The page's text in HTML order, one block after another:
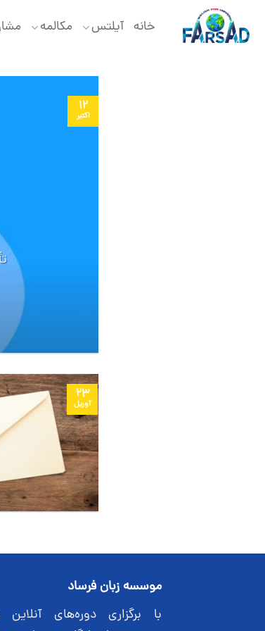
content
خانه آیلتس مکالمه
12
اکتبر
23
آوریل
موسسه زبان فرساد
با برگزاری دوره‌های آنلاین